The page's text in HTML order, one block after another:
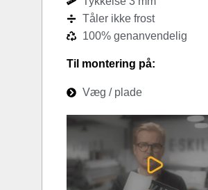
Tåler ikke frost
100% genanvendelig
Til montering på:
Væg / plade